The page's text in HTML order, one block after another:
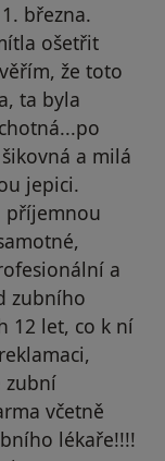
března.
ošetřit
že toto
ta byla
a milá
jepici.
příjemnou
a
zubního
12 let, co k ní
zubní
včetně
lékaře!!!!